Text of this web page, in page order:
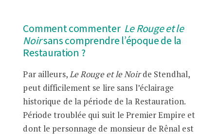
Comment commenter Le Rouge et le
Noirsans comprendre l’époque de la
Restauration ?
Par ailleurs,Le Rouge et le Noirde Stendhal,
peut difficilement se lire sans l’éclairage
historique de la période de la Restauration.
Période troublée qui suit le Premier Empire et
dont le personnage de monsieur de Rênal est